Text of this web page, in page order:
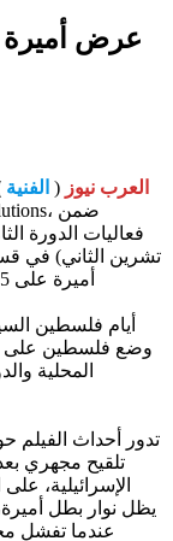
عرض
العرب نيوز ( الفنية
تشرين الثاني) في
أيام فلسطين
وضع فلسطين على
المحلية
تدور أحداث الفيلم
تلقيح مجهري
الإسرائيلية،
يظل نوار بطل
عندما تفشل